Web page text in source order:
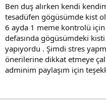
Ben duş alırken kendi
tesadüfen gögüsümde kist
6 ayda 1 meme kontrolü
defasında gögüsümdeki
yapıyordu . Şimdi stres
önerilerine dikkat etmeye
adminim paylaşım için